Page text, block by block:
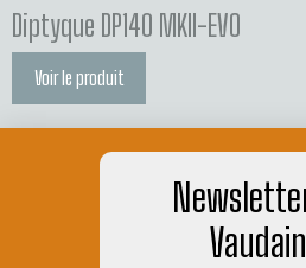
Diptyque DP140 MKII-EVO
Voir le produit